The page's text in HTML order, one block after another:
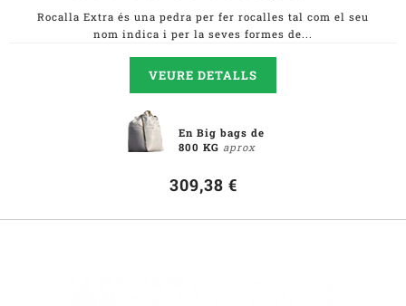
Rocalla Extra és una pedra per fer rocalles tal com el seu
nom indica i per la seves formes de...
VEURE DETALLS
En Big bags de
800 KG aprox
309,38 €